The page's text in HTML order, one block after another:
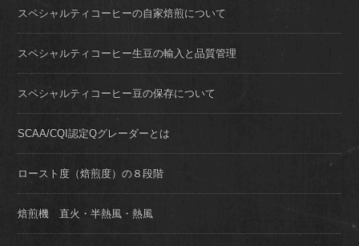
スペシャルティコーヒーの自家焙煎について
スペシャルティコーヒー生豆の輸入と品質管理
スペシャルティコーヒー豆の保存について
SCAA/CQI認定Qグレーダーとは
ロースト度（焙煎度）の８段階
焙煎機 直火・半熱風・熱風